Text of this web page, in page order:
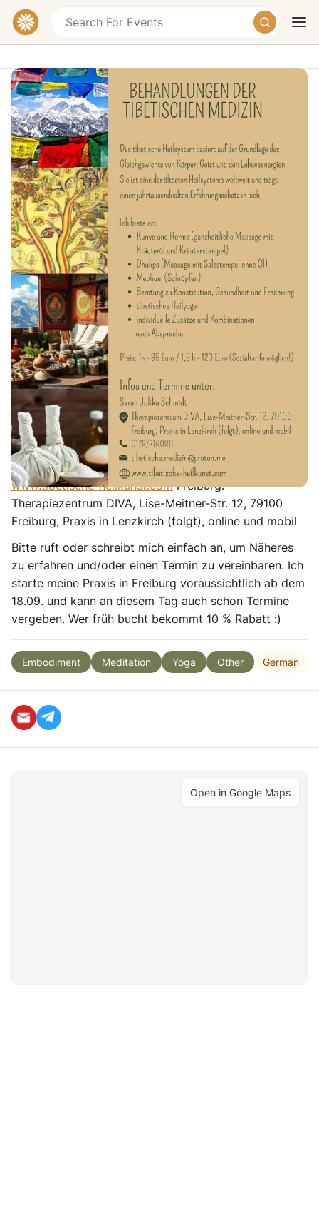
TodayTomorrowWeekend
Behandlungen und Beratungen der
tibetischen Medizin
Lise-Meitner-Straße 12, Freiburg im Breisgau-
Sankt Georgen, Germany
Das tibetische Heilsystem basiert auf der Grundlage
des Gleichgewichts von Körper, Geist und den
Lebensenergien. Sie ist eine der ältesten Heilsysteme
weltweit und trägt einen jahrtausendealten
Erfahrungsschatz in sich.
Ich biete an: Kunye und Horme (ganzheitliche Massage
mit Kräuteröl und Kräuterstempel)
Dhukpa (Massage mit Salzstempel ohne Öl) Mebhum
(Schröpfen) Beratung zu Konstitution, Gesundheit und
Ernährung tibetisches Heilyoga (1:1 Sessions oder für
Gruppen) individuelle Zusätze und Kombinationen
nach Absprache
Infos und Termine unter: Sarah Julika Schmidt
0178/3160811tibetische.medizin@proton.me
www.tibetische-heilkunst.comFreiburg:
Therapiezentrum DIVA, Lise-Meitner-Str. 12, 79100
Freiburg, Praxis in Lenzkirch (folgt), online und mobil
Bitte ruft oder schreibt mich einfach an, um Näheres
zu erfahren und/oder einen Termin zu vereinbaren. Ich
starte meine Praxis in Freiburg voraussichtlich ab dem
18.09. und kann an diesem Tag auch schon Termine
vergeben. Wer früh bucht bekommt 10 % Rabatt :)
Embodiment Meditation Yoga Other German
Open in Google Maps